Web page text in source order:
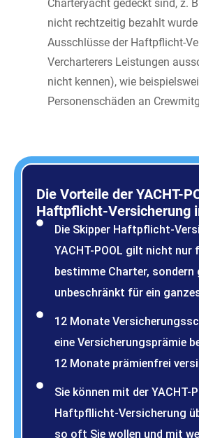
Charteryacht gedeckt sind, z.
nicht rechtzeitig bezahlt
Ausschlüsse der Haftpflicht-
Vercharterers Leistungen
nicht kennen), wie
Personenschäden an
Die Vorteile der YACHT-
Haftpflicht-Versicherung
Die Skipper Haftpflicht-
YACHT-POOL gilt nicht nur
bestimme Charter, sondern
unbeschränkt für ein
12 Monate
eine Versicherungsprämie
12 Monate prämienfrei
Sie können mit der YACHT-
Haftpfllicht-Versicherung
so oft Sie wollen und mit